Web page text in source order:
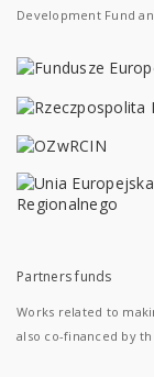
Development Fund
Partners funds
Works related to
also co-financed by